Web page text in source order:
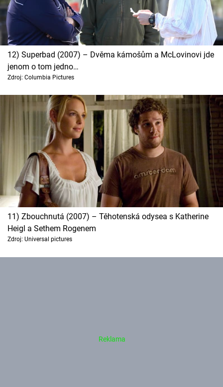
12) Superbad (2007) – Dvěma kámošům a McLovinovi jde
jenom o tom jedno…
Zdroj: Columbia Pictures
11) Zbouchnutá (2007) – Těhotenská odysea s Katherine
Heigl a Sethem Rogenem
Zdroj: Universal pictures